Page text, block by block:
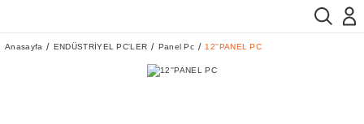
Anasayfa ENDÜSTRİYEL PC'LER Panel Pc 12''PANEL PC